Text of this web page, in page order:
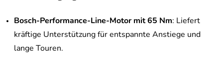
Bosch-Performance-Line-Motor mit 65 Nm: Liefert
kräftige Unterstützung für entspannte Anstiege und
lange Touren.